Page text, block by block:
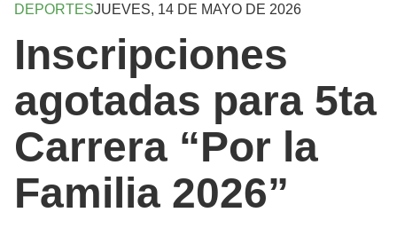
DEPORTESJUEVES, 14 DE MAYO DE 2026
Inscripciones
agotadas para 5ta
Carrera “Por la
Familia 2026”